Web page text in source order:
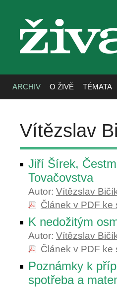
živa
ARCHIV O ŽIVĚ TÉMATA
Vítězslav
Jiří Šírek,
Tovačovstva
Autor: Vítězslav
Článek v PDF ke
K nedožitým
Autor: Vítězslav
Článek v PDF ke
Poznámky k
spotřeba a